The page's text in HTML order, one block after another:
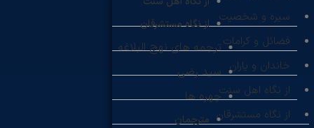
از نگاه مستشرقان
ترجمه های نهج البلاغه
سید رضی
چهره ها
مترجمان
سیره و شخصیت
فضائل و کرامات
خاندان و یاران
از نگاه اهل سنت
از نگاه مستشرقان